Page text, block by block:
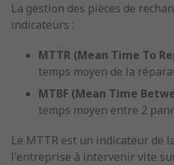
La gestion des pièces de
indicateurs :
MTTR (Mean Time To
temps moyen de la
MTBF (Mean Time
temps moyen entre 2
Le MTTR est un indicateur de
l'entreprise à intervenir vite